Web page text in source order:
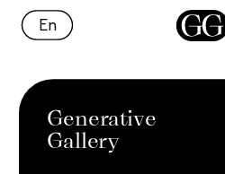
En
Generative
Gallery